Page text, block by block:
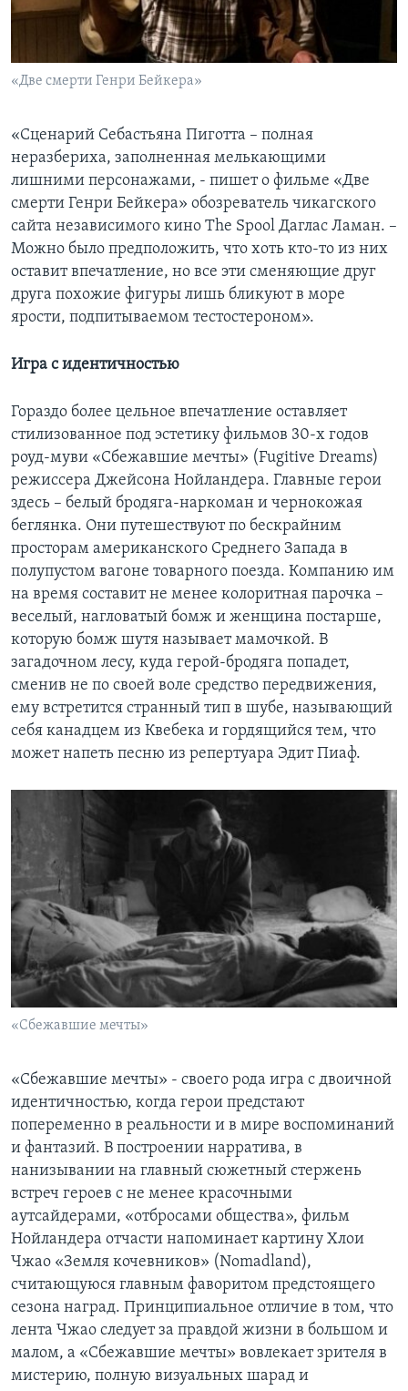
«Две смерти Генри Бейкера»
«Сценарий Себастьяна Пиготта – полная
неразбериха, заполненная мелькающими
лишними персонажами, - пишет о фильме «Две
смерти Генри Бейкера» обозреватель чикагского
сайта независимого кино The Spool Даглас Ламан. –
Можно было предположить, что хоть кто-то из них
оставит впечатление, но все эти сменяющие друг
друга похожие фигуры лишь бликуют в море
ярости, подпитываемом тестостероном».
Игра с идентичностью
Гораздо более цельное впечатление оставляет
стилизованное под эстетику фильмов 30-х годов
роуд-муви «Сбежавшие мечты» (Fugitive Dreams)
режиссера Джейсона Нойландера. Главные герои
здесь – белый бродяга-наркоман и чернокожая
беглянка. Они путешествуют по бескрайним
просторам американского Среднего Запада в
полупустом вагоне товарного поезда. Компанию им
на время составит не менее колоритная парочка –
веселый, нагловатый бомж и женщина постарше,
которую бомж шутя называет мамочкой. В
загадочном лесу, куда герой-бродяга попадет,
сменив не по своей воле средство передвижения,
ему встретится странный тип в шубе, называющий
себя канадцем из Квебека и гордящийся тем, что
может напеть песню из репертуара Эдит Пиаф.
«Сбежавшие мечты»
«Сбежавшие мечты» - своего рода игра с двоичной
идентичностью, когда герои предстают
попеременно в реальности и в мире воспоминаний
и фантазий. В построении нарратива, в
нанизывании на главный сюжетный стержень
встреч героев с не менее красочными
аутсайдерами, «отбросами общества», фильм
Нойландера отчасти напоминает картину Хлои
Чжао «Земля кочевников» (Nomadland),
считающуюся главным фаворитом предстоящего
сезона наград. Принципиальное отличие в том, что
лента Чжао следует за правдой жизни в большом и
малом, а «Сбежавшие мечты» вовлекает зрителя в
мистерию, полную визуальных шарад и